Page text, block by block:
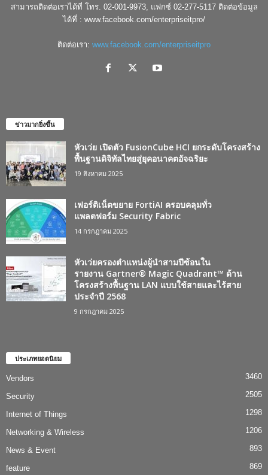
สามารถติดต่อเราได้ที่ โทร. 02-001-9973, แฟกซ์ 02-277-5117 ติดต่อข้อมูล
ได้ที่ : www.facebook.com/enterpriseitpro/
ติดต่อเรา: www.facebook.com/enterpriseitpro
ข่าวมากยิ่งขึ้น
หัวเว่ย เปิดตัว FusionCube HCI ยกระดับโครงสร้าง
พื้นฐานดิจิทัลไทยสู่ยุคอนาคตอัจฉริยะ
19 สิงหาคม 2025
เฟอร์ติเน็ตขยาย FortiAI ครอบคลุมทั่ว
แพลตฟอร์ม Security Fabric
14 กรกฎาคม 2025
หัวเว่ยครองตำแหน่งผู้นำสามปีซ้อนใน
รายงาน Gartner® Magic Quadrant™ ด้าน
โครงสร้างพื้นฐาน LAN แบบใช้สายและไร้สาย
ประจำปี 2568
9 กรกฎาคม 2025
ประเภทยอดนิยม
Vendors 3460
Security 2505
Internet of Things 1298
Networking & Wireless 1206
News & Event 893
feature 869